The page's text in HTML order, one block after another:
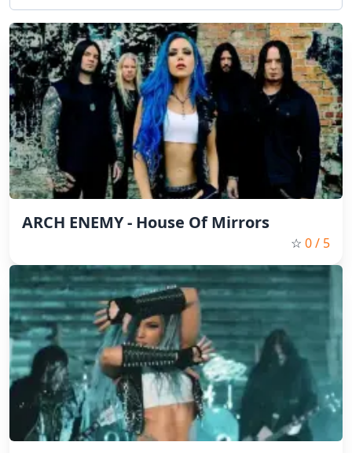
ARCH ENEMY - House Of Mirrors
☆ 0/ 5